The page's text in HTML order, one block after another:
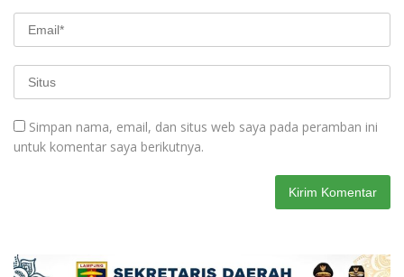
Simpan nama, email, dan situs web saya pada peramban ini
untuk komentar saya berikutnya.